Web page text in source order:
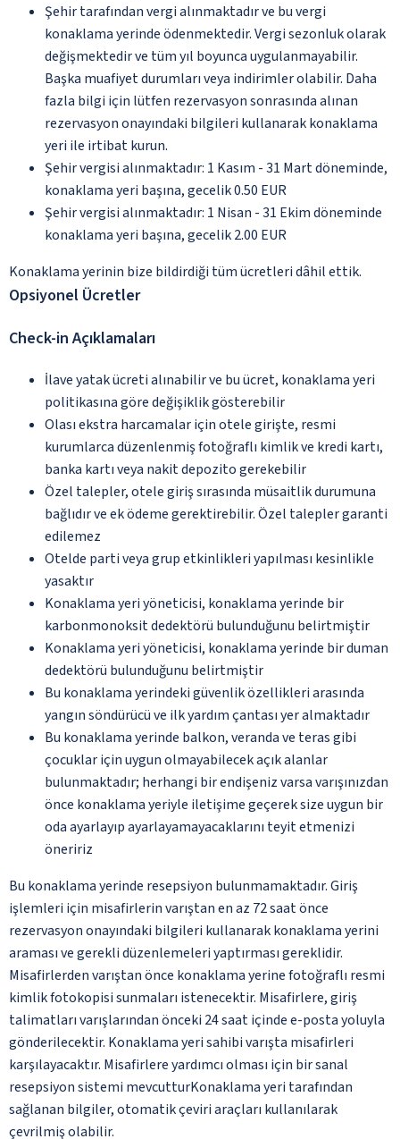
Şehir tarafından vergi alınmaktadır ve bu vergi
konaklama yerinde ödenmektedir. Vergi sezonluk olarak
değişmektedir ve tüm yıl boyunca uygulanmayabilir.
Başka muafiyet durumları veya indirimler olabilir. Daha
fazla bilgi için lütfen rezervasyon sonrasında alınan
rezervasyon onayındaki bilgileri kullanarak konaklama
yeri ile irtibat kurun.
Şehir vergisi alınmaktadır: 1 Kasım - 31 Mart döneminde,
konaklama yeri başına, gecelik 0.50 EUR
Şehir vergisi alınmaktadır: 1 Nisan - 31 Ekim döneminde
konaklama yeri başına, gecelik 2.00 EUR
Konaklama yerinin bize bildirdiği tüm ücretleri dâhil ettik.
Opsiyonel Ücretler
Check-in Açıklamaları
İlave yatak ücreti alınabilir ve bu ücret, konaklama yeri
politikasına göre değişiklik gösterebilir
Olası ekstra harcamalar için otele girişte, resmi
kurumlarca düzenlenmiş fotoğraflı kimlik ve kredi kartı,
banka kartı veya nakit depozito gerekebilir
Özel talepler, otele giriş sırasında müsaitlik durumuna
bağlıdır ve ek ödeme gerektirebilir. Özel talepler garanti
edilemez
Otelde parti veya grup etkinlikleri yapılması kesinlikle
yasaktır
Konaklama yeri yöneticisi, konaklama yerinde bir
karbonmonoksit dedektörü bulunduğunu belirtmiştir
Konaklama yeri yöneticisi, konaklama yerinde bir duman
dedektörü bulunduğunu belirtmiştir
Bu konaklama yerindeki güvenlik özellikleri arasında
yangın söndürücü ve ilk yardım çantası yer almaktadır
Bu konaklama yerinde balkon, veranda ve teras gibi
çocuklar için uygun olmayabilecek açık alanlar
bulunmaktadır; herhangi bir endişeniz varsa varışınızdan
önce konaklama yeriyle iletişime geçerek size uygun bir
oda ayarlayıp ayarlayamayacaklarını teyit etmenizi
öneririz
Bu konaklama yerinde resepsiyon bulunmamaktadır. Giriş
işlemleri için misafirlerin varıştan en az 72 saat önce
rezervasyon onayındaki bilgileri kullanarak konaklama yerini
araması ve gerekli düzenlemeleri yaptırması gereklidir.
Misafirlerden varıştan önce konaklama yerine fotoğraflı resmi
kimlik fotokopisi sunmaları istenecektir. Misafirlere, giriş
talimatları varışlarından önceki 24 saat içinde e-posta yoluyla
gönderilecektir. Konaklama yeri sahibi varışta misafirleri
karşılayacaktır. Misafirlere yardımcı olması için bir sanal
resepsiyon sistemi mevcutturKonaklama yeri tarafından
sağlanan bilgiler, otomatik çeviri araçları kullanılarak
çevrilmiş olabilir.